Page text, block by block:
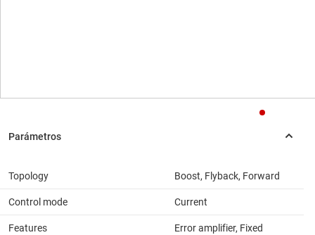
Topology Boost, Flyback, Forward
Control mode Current
Features
Error amplifier, Fixed